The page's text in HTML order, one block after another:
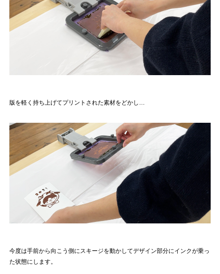
版を軽く持ち上げてプリントされた素材をどかし…
今度は手前から向こう側にスキージを動かしてデザイン部分にインクが乗っ
た状態にします。